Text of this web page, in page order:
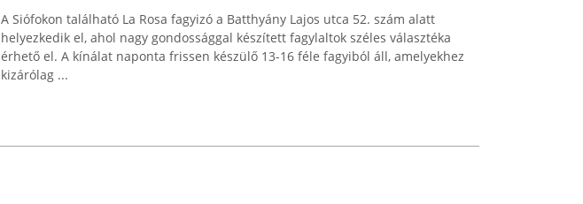
A Siófokon található La Rosa fagyizó a Batthyány Lajos utca 52. szám alatt
helyezkedik el, ahol nagy gondossággal készített fagylaltok széles választéka
érhető el. A kínálat naponta frissen készülő 13-16 féle fagyiból áll, amelyekhez
kizárólag ...